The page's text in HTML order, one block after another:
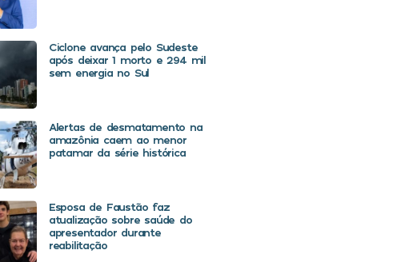
Ciclone avança pelo Sudeste
após deixar 1 morto e 294 mil
sem energia no Sul
Alertas de desmatamento na
amazônia caem ao menor
patamar da série histórica
Esposa de Faustão faz
atualização sobre saúde do
apresentador durante
reabilitação